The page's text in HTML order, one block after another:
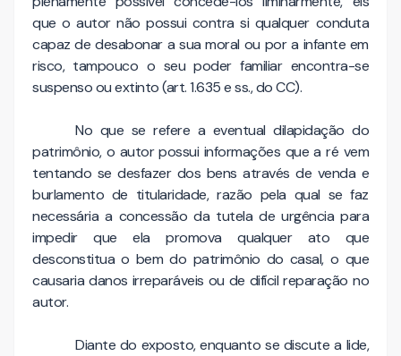
que o autor não possui contra si qualquer conduta
capaz de desabonar a sua moral ou por a infante em
risco, tampouco o seu poder familiar encontra-se
suspenso ou extinto (art. 1.635 e ss., do CC).
No que se refere a eventual dilapidação do
patrimônio, o autor possui informações que a ré vem
tentando se desfazer dos bens através de venda e
burlamento de titularidade, razão pela qual se faz
necessária a concessão da tutela de urgência para
impedir que ela promova qualquer ato que
desconstitua o bem do patrimônio do casal, o que
causaria danos irreparáveis ou de difícil reparação no
autor.
Diante do exposto, enquanto se discute a lide,